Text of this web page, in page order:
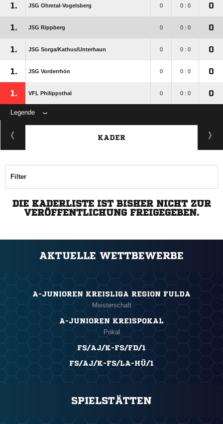
1. JSG Ohmtal-Vogelsberg 0 0 : 0 0
1. JSG Rippberg 0 0 : 0 0
1. JSG Sorga/​Kathus/​Unterhaun 0 0 : 0 0
1. JSG Vorderrhön 0 0 : 0 0
1. VFL Philippsthal 0 0 : 0 0
Legende
KADER
Filter
DIE KADERLISTE IST BISHER NICHT ZUR
VERÖFFENTLICHUNG FREIGEGEBEN.
AKTUELLE WETTBEWERBE
A-JUNIOREN KREISLIGA REGION FULDA
Meisterschaft
A-JUNIOREN KREISPOKAL
Pokal
FS/AJ/K-FS/FD/1
FS/AJ/K-FS/LA-HÜ/1
SPIELSTÄTTEN